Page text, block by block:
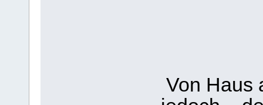
Von Haus